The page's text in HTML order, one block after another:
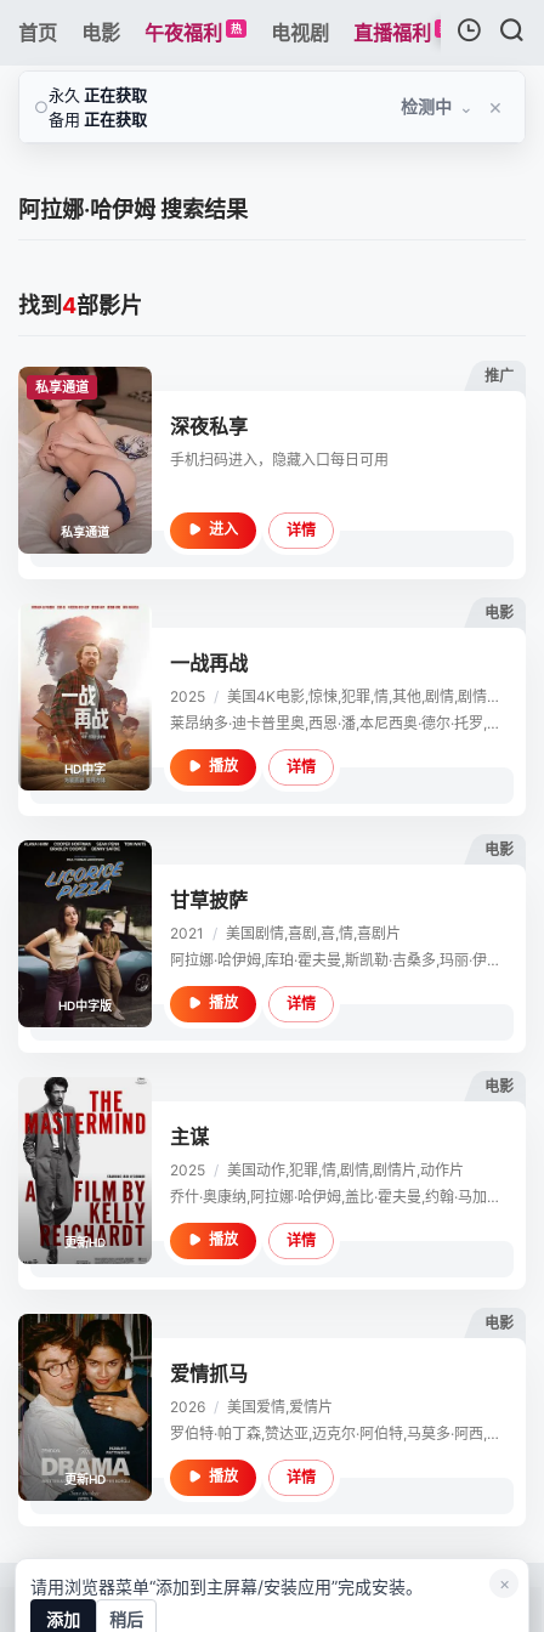
首页 电影 午夜福利 热 电视剧 直播福利 新 综艺
○
永久 正在获取
备用 正在获取
检测中 ⌄ ×
阿拉娜·哈伊姆 搜索结果
找到4部影片
推广
私享通道
私享通道
深夜私享
手机扫码进入，隐藏入口每日可用
进入 详情
电影
HD中字
一战再战
2025 / 美国4K电影,惊悚,犯罪,情,其他,剧情,剧情片,其他片
莱昂纳多·迪卡普里奥,西恩·潘,本尼西奥·德尔·托罗,雷吉娜·赫尔,缇雅娜·泰勒,蔡斯·英菲尼迪,伍德·哈里斯,阿拉娜·哈伊姆,D·W·莫菲特,约翰·胡热那克,莎娜·麦克黑尔,布伦达·洛伦娜·加西亚,特雷西·托德,吉姆·安德森,博格丹·舒米拉斯,约翰·德马卡斯,马特·斯波尔尼克,贾斯汀·S·麦克达维特,杰克·特劳特,罗布·戈尔
播放 详情
电影
HD中字版
甘草披萨
2021 / 美国剧情,喜剧,喜,情,喜剧片
阿拉娜·哈伊姆,库珀·霍夫曼,斯凯勒·吉桑多,玛丽·伊丽莎白·埃利斯,约翰·迈克尔·辛吉斯,克斯汀·埃伯索尔,哈里特·桑塞姆·哈里斯,西恩·潘,汤姆·威兹,布莱德利·库珀,瑞恩·赫芬顿,内特·曼,本·萨弗迪,约瑟夫·克罗斯,丹妮尔·哈伊姆,埃斯特·哈伊姆,莫迪·哈伊姆,唐娜·哈伊姆,玛娅·鲁道夫,约翰·C·赖利,艾玛·杜蒙特,萨沙·斯皮尔伯格,德莱纳·米切尔,利兹·卡科斯基,泰勒·杨,Josh Monkarsh,马克斯·米切尔,Tim Conway Jr.,伊亚娜·哈雷,艾米莉·奥尔索斯,克雷格·斯塔克,
播放 详情
电影
更新HD
主谋
2025 / 美国动作,犯罪,情,剧情,剧情片,动作片
乔什·奥康纳,阿拉娜·哈伊姆,盖比·霍夫曼,约翰·马加罗,比尔·坎普,霍普·戴维斯,莱齐·费利兹,马修·马希尔,科尔·杜曼,玛戈特·安德森-宋,伊莱·盖布,胡安·卡洛斯·赫尔南德斯,让·扎尔祖尔,瑞安·霍姆奇克,威尔逊·康克赖特,凯蒂·哈伯德,史蒂文·特里·沃克,D·J·斯特劳德,格雷格·维奥兰德,安吉尔·科恩斯
播放 详情
电影
更新HD
爱情抓马
2026 / 美国 爱情,爱情片
罗伯特·帕丁森,赞达亚,迈克尔·阿伯特,马莫多·阿西,西德妮·莱蒙,佐伊·温特斯,肖恩·福格蒂,海利·盖茨,阿拉娜·哈伊姆,克里斯托弗·C·詹姆斯,亚亚·戈塞林,蒂埃雷·迪亚斯,佩顿·杰克逊,乔丁·库雷特,马修·J·麦克劳克林,蔡斯·布雷索夫,格瑞·科恩,艾可·坎贝尔,卡拉·科尔南·约瑟夫,马克斯·德德里安,凯西·麦克尼尔
播放 详情
RSS Baidu Google Sogou bing
×
请用浏览器菜单“添加到主屏幕/安装应用”完成安装。
添加
稍后